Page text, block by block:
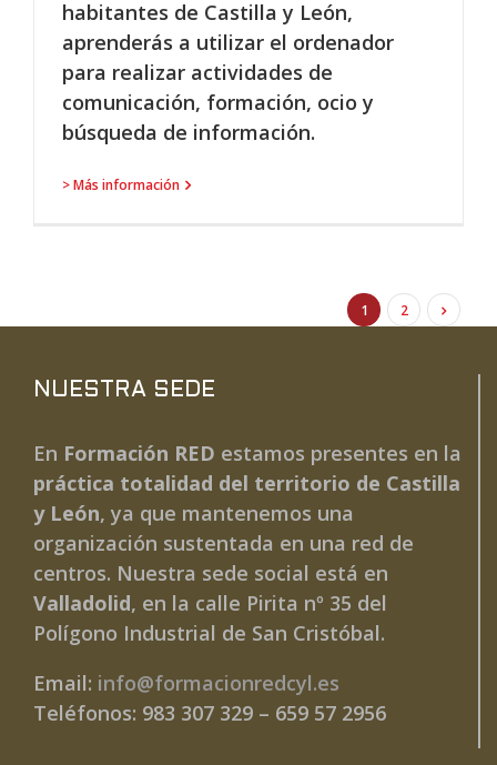
habitantes de Castilla y León,
aprenderás a utilizar el ordenador
para realizar actividades de
comunicación, formación, ocio y
búsqueda de información.
> Más información
1 2
NUESTRA SEDE
En Formación RED estamos presentes en la
práctica totalidad del territorio de Castilla
y León, ya que mantenemos una
organización sustentada en una red de
centros. Nuestra sede social está en
Valladolid, en la calle Pirita nº 35 del
Polígono Industrial de San Cristóbal.
Email: info@formacionredcyl.es
Teléfonos: 983 307 329 – 659 57 2956